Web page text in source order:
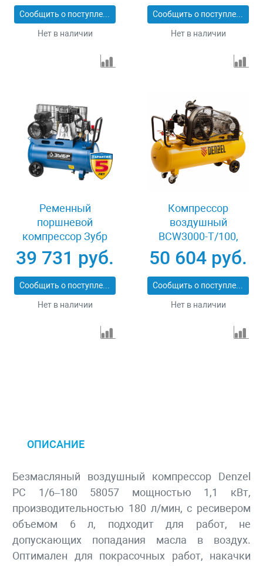
Сообщить о поступлении
Нет в наличии
Сообщить о поступлении
Нет в наличии
Ременный
поршневой
компрессор Зубр
ЭКСПЕРТ ЗКПМ-440-
50-Р-2.2
39 731 руб.
Сообщить о поступлении
Нет в наличии
Компрессор
воздушный
BCW3000-T/100,
ременный привод,
3.0 кВт, 100 литров,
520 л/мин Denzel
58118
50 604 руб.
Сообщить о поступлении
Нет в наличии
ОПИСАНИЕ
Безмасляный воздушный компрессор Denzel
РС 1/6–180 58057 мощностью 1,1 кВт,
производительностью 180 л/мин, с ресивером
объемом 6 л, подходит для работ, не
допускающих попадания масла в воздух.
Оптимален для покрасочных работ, накачки